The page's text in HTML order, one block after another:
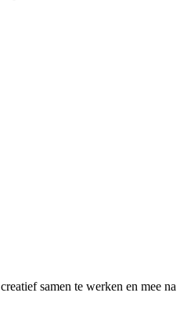
samen te werken en mee na